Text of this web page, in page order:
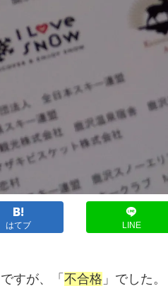
はてブ LINE
すが、「 不合格 」でした。